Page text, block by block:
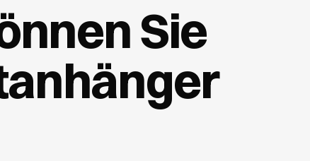
Sie